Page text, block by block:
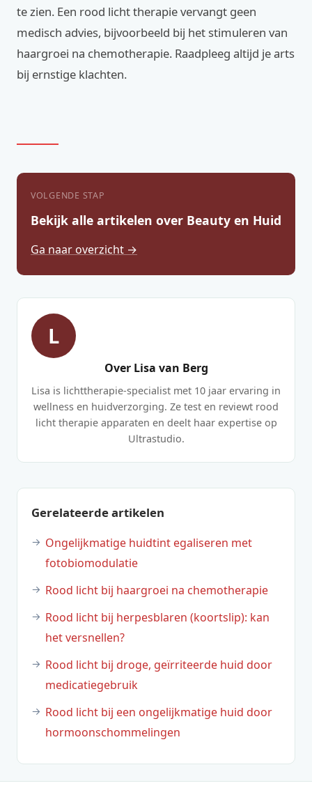
te zien. Een rood licht therapie vervangt geen
medisch advies, bijvoorbeeld bij het stimuleren van
haargroei na chemotherapie. Raadpleeg altijd je arts
bij ernstige klachten.
VOLGENDE STAP
Bekijk alle artikelen over Beauty en Huid
Ga naar overzicht →
L
Over Lisa van Berg
Lisa is lichttherapie-specialist met 10 jaar ervaring in
wellness en huidverzorging. Ze test en reviewt rood
licht therapie apparaten en deelt haar expertise op
Ultrastudio.
Gerelateerde artikelen
Ongelijkmatige huidtint egaliseren met
fotobiomodulatie
Rood licht bij haargroei na chemotherapie
Rood licht bij herpesblaren (koortslip): kan
het versnellen?
Rood licht bij droge, geïrriteerde huid door
medicatiegebruik
Rood licht bij een ongelijkmatige huid door
hormoonschommelingen